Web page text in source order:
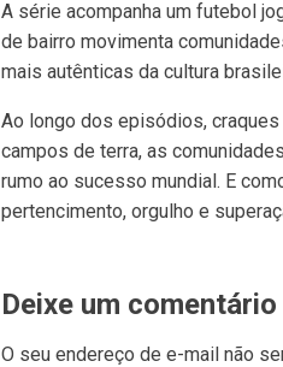
A série acompanha um futebol
de bairro movimenta
mais autênticas da cultura
Ao longo dos episódios,
campos de terra, as
rumo ao sucesso mundial. E
pertencimento, orgulho e
Deixe um comentário
O seu endereço de e-mail não